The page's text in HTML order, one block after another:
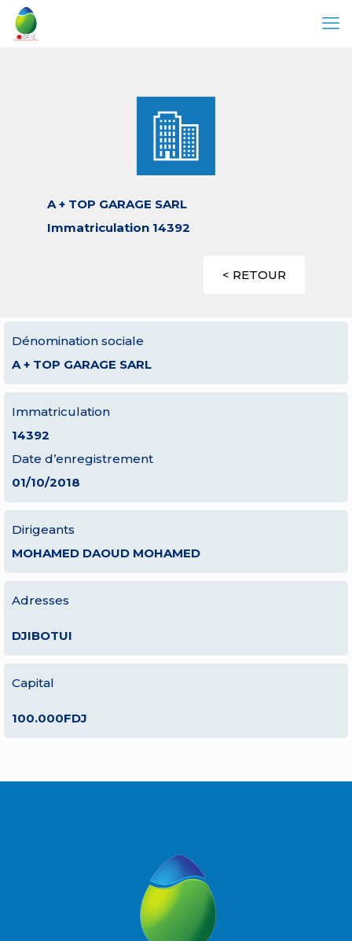
A + TOP GARAGE SARL
Immatriculation 14392
< RETOUR
Dénomination sociale
A + TOP GARAGE SARL
Immatriculation
14392
Date d’enregistrement
01/10/2018
Dirigeants
MOHAMED DAOUD MOHAMED
Adresses
DJIBOTUI
Capital
100.000FDJ